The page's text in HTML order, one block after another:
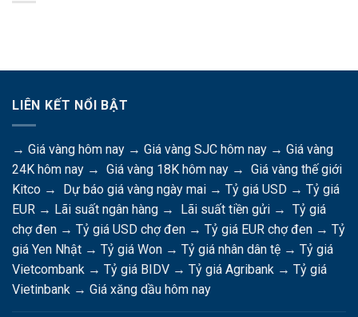
LIÊN KẾT NỔI BẬT
→ Giá vàng hôm nay → Giá vàng SJC hôm nay → Giá vàng
24K hôm nay → Giá vàng 18K hôm nay → Giá vàng thế giới
Kitco → Dự báo giá vàng ngày mai → Tỷ giá USD → Tỷ giá
EUR → Lãi suất ngân hàng → Lãi suất tiền gửi → Tỷ giá
chợ đen → Tỷ giá USD chợ đen → Tỷ giá EUR chợ đen → Tỷ
giá Yen Nhật → Tỷ giá Won → Tỷ giá nhân dân tệ → Tỷ giá
Vietcombank → Tỷ giá BIDV → Tỷ giá Agribank → Tỷ giá
Vietinbank → Giá xăng dầu hôm nay